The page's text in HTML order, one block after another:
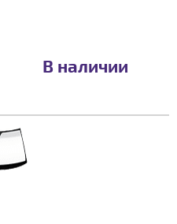
В наличии